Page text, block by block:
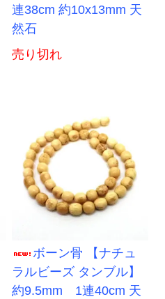
連38cm 約10x13mm 天
然石
売り切れ
ボーン骨 【ナチュ
ラルビーズ タンブル】
約9.5mm 1連40cm 天